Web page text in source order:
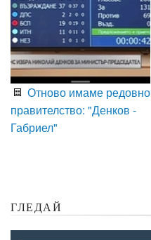
Отново имаме редовно
правителство: "Денков -
Габриел"
ГЛЕДАЙ